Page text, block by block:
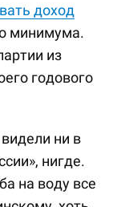
доход
минимума.
из
годового
ни в
нигде.
на воду все